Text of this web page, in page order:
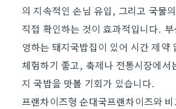
의 지속적인 손님 유입, 그리고 국물
직접 확인하는 것이 효과적입니다.
영하는 돼지국밥집이 있어 시간 제약
체험하기 좋고, 축제나 전통시장에서
지 국밥을 맛볼 기회가 있습니다.
프랜차이즈형 순대국프랜차이즈와